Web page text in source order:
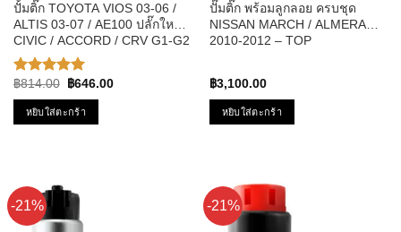
ปั้มติ๊ก TOYOTA VIOS 03-06 /
ALTIS 03-07 / AE100 ปลั๊กใหญ่ /
CIVIC / ACCORD / CRV G1-G2
รหัส TPFT-004 – TOP
PERFPRMANCE JAPAN
ให้คะแนน
5.00ตั้งแต่
1-5
คะแนน
฿814.00
Original
was:
฿814.00.
฿646.00Current
หยิบใส่ตะกร้า
ปั๊มติ๊ก พร้อมลูกลอย ครบชุด
NISSAN MARCH / ALMERA
2010-2012 – TOP
ร่า
฿3,100.00
หยิบใส่ตะกร้า
-21% -21%